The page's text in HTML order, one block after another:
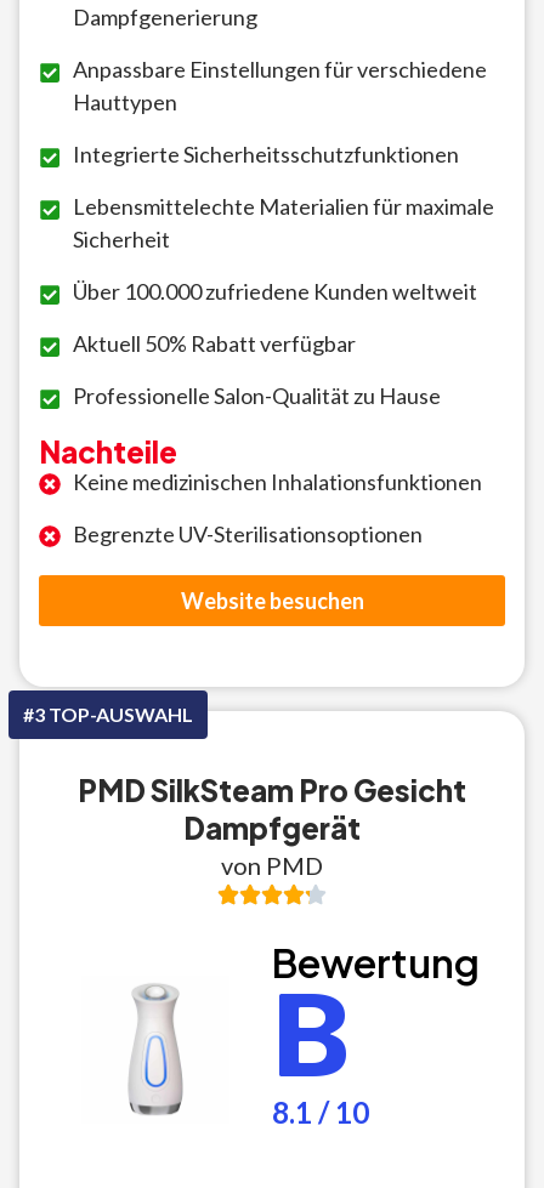
Dampfgenerierung
Anpassbare Einstellungen für verschiedene
Hauttypen
Integrierte Sicherheitsschutzfunktionen
Lebensmittelechte Materialien für maximale
Sicherheit
Über 100.000 zufriedene Kunden weltweit
Aktuell 50% Rabatt verfügbar
Professionelle Salon-Qualität zu Hause
Nachteile
Keine medizinischen Inhalationsfunktionen
Begrenzte UV-Sterilisationsoptionen
Website besuchen
#3 TOP-AUSWAHL
PMD SilkSteam Pro Gesicht
Dampfgerät
von PMD
Bewertung
B
8.1 / 10